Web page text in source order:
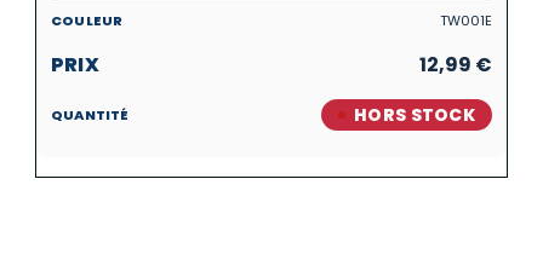
TW001E
12,99 €
HORS STOCK